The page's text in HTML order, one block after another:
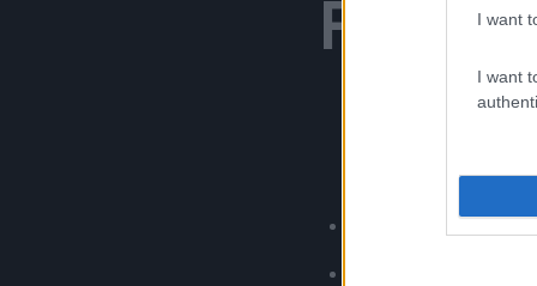
I want
I want
Den
Den minskar